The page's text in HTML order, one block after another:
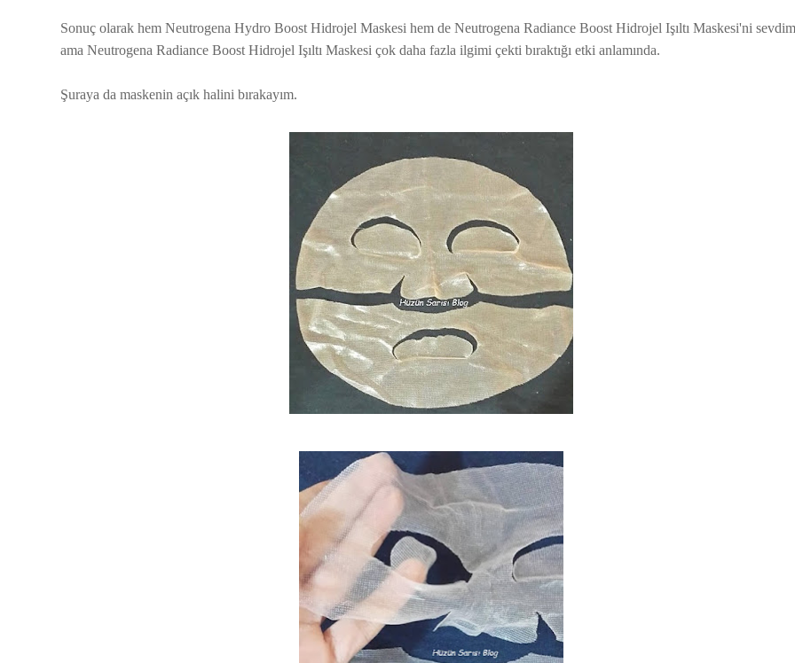
Sonuç olarak hem Neutrogena Hydro Boost Hidrojel Maskesi hem de Neutrogena Radiance Boost Hidrojel Işıltı Maskesi'ni sevdim
ama Neutrogena Radiance Boost Hidrojel Işıltı Maskesi çok daha fazla ilgimi çekti bıraktığı etki anlamında.
Şuraya da maskenin açık halini bırakayım.